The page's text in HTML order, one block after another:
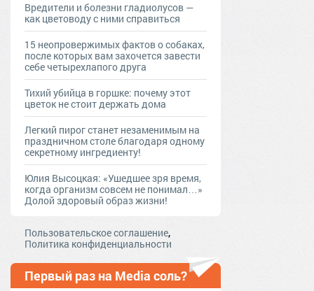
Вредители и болезни гладиолусов —
как цветоводу с ними справиться
15 неопровержимых фактов о собаках,
после которых вам захочется завести
себе четырехлапого друга
Тихий убийца в горшке: почему этот
цветок не стоит держать дома
Легкий пирог станет незаменимым на
праздничном столе благодаря одному
секретному ингредиенту!
Юлия Высоцкая: «Ушедшее зря время,
когда организм совсем не понимал…»
Долой здоровый образ жизни!
Пользовательское соглашение,
Политика конфиденциальности
Первый раз на Media соль?